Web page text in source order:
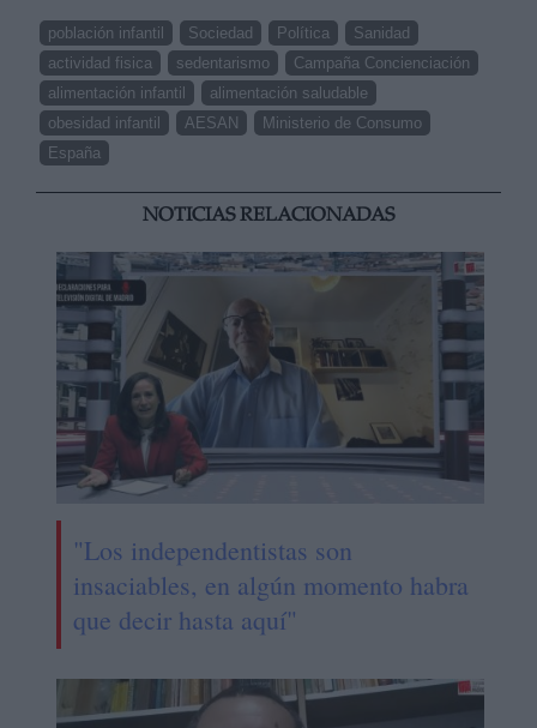
población infantil Sociedad Política
Sanidad
actividad fisica
sedentarismo
Campaña Concienciación
alimentación infantil
alimentación saludable
obesidad infantil
AESAN
Ministerio de Consumo
España
NOTICIAS RELACIONADAS
"Los independentistas son
insaciables, en algún momento habra
que decir hasta aquí"